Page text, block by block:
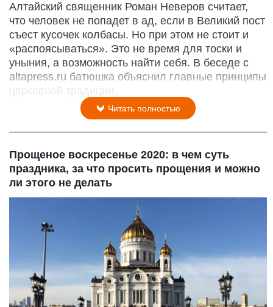
Алтайский священник Роман Неверов считает,
что человек не попадет в ад, если в Великий пост
съест кусочек колбасы. Но при этом не стоит и
«распоясываться». Это не время для тоски и
уныния, а возможность найти себя. В беседе c
altapress.ru батюшка объяснил главные принципы
церковной традиции.
Читать полностью
Прощеное воскресенье 2020: в чем суть
праздника, за что просить прощения и можно
ли этого не делать